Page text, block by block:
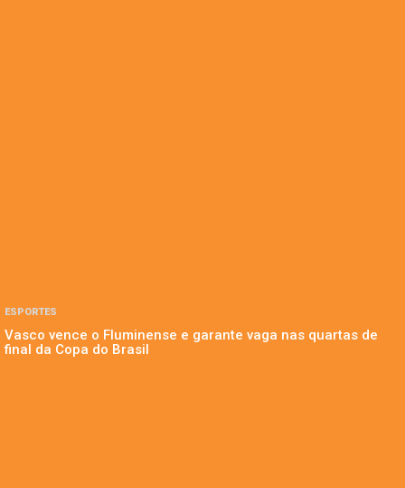
ESPORTES
Vasco vence o Fluminense e garante vaga nas quartas de
final da Copa do Brasil